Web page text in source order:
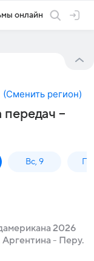
онлайн
(Сменить регион)
–
Вс, 9
2026
- Перу.